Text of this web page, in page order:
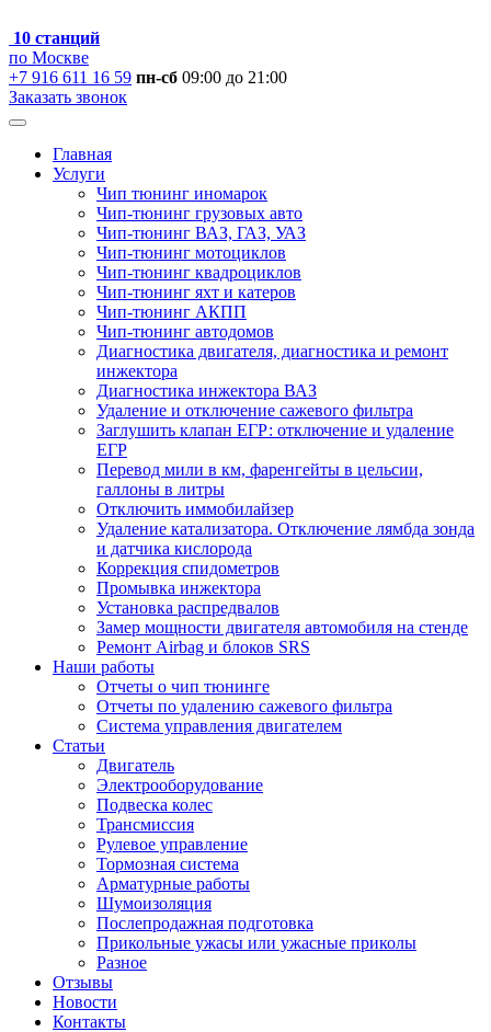
10 станций
по Москве
+7 916 611 16 59 пн-сб 09:00 до 21:00
Заказать звонок
Главная
Услуги
Чип тюнинг иномарок
Чип-тюнинг грузовых авто
Чип-тюнинг ВАЗ, ГАЗ, УАЗ
Чип-тюнинг мотоциклов
Чип-тюнинг квадроциклов
Чип-тюнинг яхт и катеров
Чип-тюнинг АКПП
Чип-тюнинг автодомов
Диагностика двигателя, диагностика и ремонт
инжектора
Диагностика инжектора ВАЗ
Удаление и отключение сажевого фильтра
Заглушить клапан ЕГР: отключение и удаление
ЕГР
Перевод мили в км, фаренгейты в цельсии,
галлоны в литры
Отключить иммобилайзер
Удаление катализатора. Отключение лямбда зонда
и датчика кислорода
Коррекция спидометров
Промывка инжектора
Установка распредвалов
Замер мощности двигателя автомобиля на стенде
Ремонт Airbag и блоков SRS
Наши работы
Отчеты о чип тюнинге
Отчеты по удалению сажевого фильтра
Система управления двигателем
Статьи
Двигатель
Электрооборудование
Подвеска колес
Трансмиссия
Рулевое управление
Тормозная система
Арматурные работы
Шумоизоляция
Послепродажная подготовка
Прикольные ужасы или ужасные приколы
Разное
Отзывы
Новости
Контакты